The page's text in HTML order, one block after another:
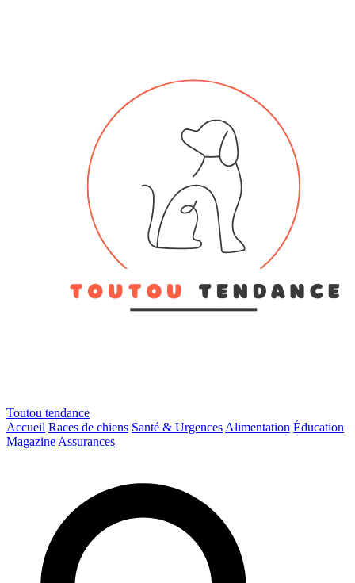
Toutou tendance
Accueil Races de chiens Santé & Urgences Alimentation Éducation
Magazine Assurances